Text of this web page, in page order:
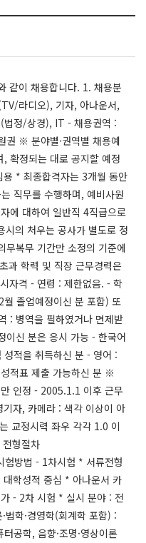
같이 채용합니다. 1. 채용분
라디오), 기자, 아나운서,
법정/상경), IT - 채용권역 :
권 ※ 분야별·권역별 채용예
확정되는 대로 공지할 예정
* 최종합격자는 3개월 동안
직무를 수행하며, 예비사원
에 대하여 일반직 4직급으로
의 처우는 공사가 별도로 정
무복무 기간만 소정의 기준에
과 학력 및 직장 근무경력은
자격 - 연령 : 제한없음. - 학
졸업예정이신 분 포함) 또
: 병역을 필하였거나 면제받
신 분은 응시 가능 - 한국어
적을 취득하신 분 - 영어 :
적표 제출 가능하신 분 ※
인정 - 2005.1.1 이후 근무
자, 카메라 : 색각 이상이 아
교정시력 좌우 각각 1.0 이
형절차
방법 - 1차시험 * 서류전형
학성적 중심 * 아나운서 카
- 2차 시험 * 실시 분야 : 전
학·경영학(회계학 포함) :
공학, 음향·조명·영상이론